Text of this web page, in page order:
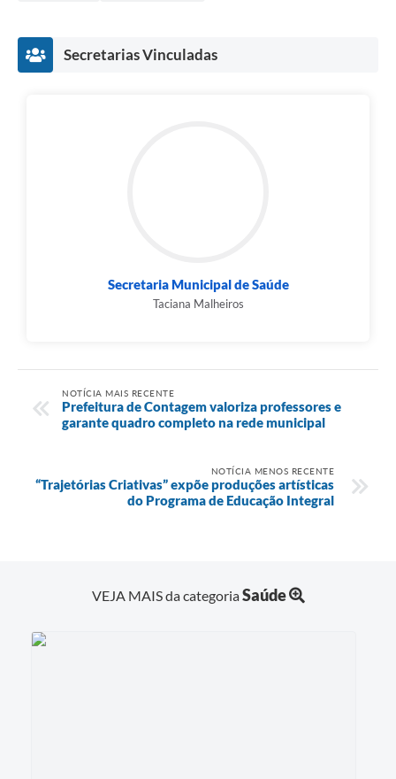
Secretarias Vinculadas
Secretaria Municipal de Saúde
Taciana Malheiros
NOTÍCIA MAIS RECENTE
Prefeitura de Contagem valoriza professores e
garante quadro completo na rede municipal
NOTÍCIA MENOS RECENTE
“Trajetórias Criativas” expõe produções artísticas
do Programa de Educação Integral
VEJA MAIS da categoriaSaúde